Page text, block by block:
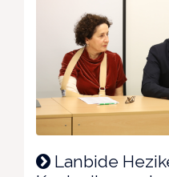
Lanbide